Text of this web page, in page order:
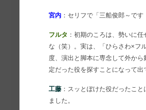
宮内 ：セリフで「三船俊郎～で
フルタ ：初期のころは、勢いに
な（笑）。実は、「ひらさわ×フ
度、演出と脚本に専念して外か
定だった役を探すことになって出
工藤 ：スッとぼけた役だったこ
ました。